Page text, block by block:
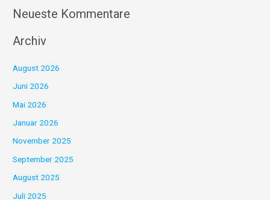
Neueste Kommentare
Archiv
August 2026
Juni 2026
Mai 2026
Januar 2026
November 2025
September 2025
August 2025
Juli 2025